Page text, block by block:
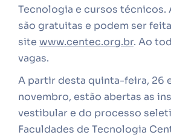
Tecnologia e cursos técnicos.
são gratuitas e podem ser
site www.centec.org.br. Ao
vagas.
A partir desta quinta-feira, 26
novembro, estão abertas as
vestibular e do processo
Faculdades de Tecnologia